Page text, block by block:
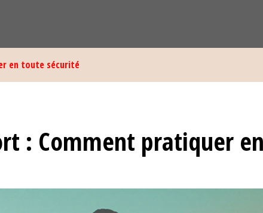
en toute sécurité
: Comment pratiquer en